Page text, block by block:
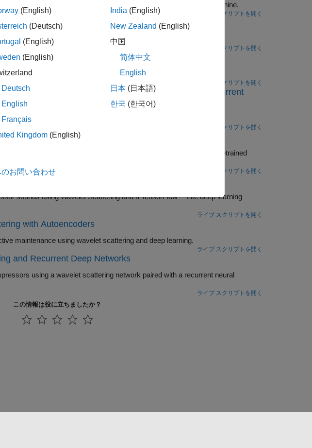
Classify faults in acoustic recordings of air compressors using a wavelet scattering network and a support vector machine.
ライブ スクリプトを開く
Autoencoder with Wavelet Scattering Sequences
scattering with the deepSignalAnomalyDetector
ライブ スクリプトを開く
舗装の横断亀裂を検出し、その位置を特定する。
ライブ スクリプトを開く
for Fault Detection Using Wavelet Scattering and Recurrent
Pi
ライブ スクリプトを開く
Lite Network on a Raspberry Pi Using Simulink
ライブ スクリプトを開く
and a TensorFlow™ Lite deep learning
ライブ スクリプトを開く
with Autoencoders
Learn how to develop an alert system for predictive maintenance using wavelet scattering and deep learning.
ライブ スクリプトを開く
and Recurrent Deep Networks
network paired with a recurrent neural
ライブ スクリプトを開く
この情報は役に立ちましたか？
(English)
(Deutsch)
(English)
(English)
Deutsch
English
Français
Kingdom (English)
India (English)
New Zealand (English)
中国
简体中文
English
日本 (日本語)
한국 (한국어)
お問い合わせ